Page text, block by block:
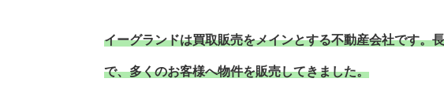
イーグランドは買取販売をメインとする不動産会社です。
で、多くのお客様へ物件を販売してきました。